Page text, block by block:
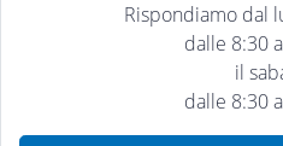
Rispondiamo dal
dalle 8:30
il
dalle 8:30